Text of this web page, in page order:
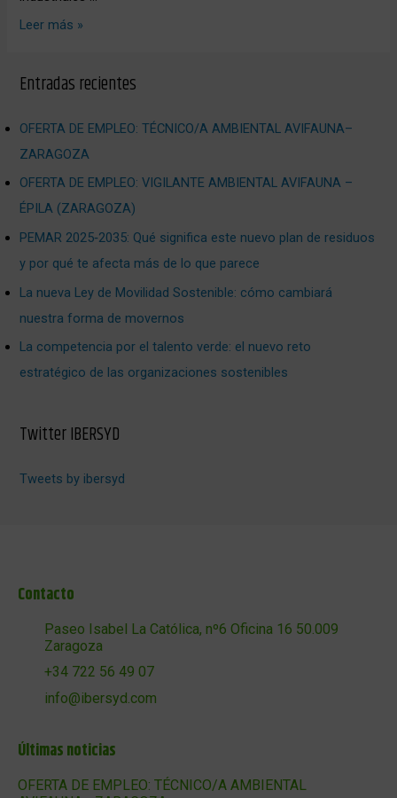
Leer más »
Entradas recientes
OFERTA DE EMPLEO: TÉCNICO/A AMBIENTAL AVIFAUNA–
ZARAGOZA
OFERTA DE EMPLEO: VIGILANTE AMBIENTAL AVIFAUNA –
ÉPILA (ZARAGOZA)
PEMAR 2025‑2035: Qué significa este nuevo plan de residuos
y por qué te afecta más de lo que parece
La nueva Ley de Movilidad Sostenible: cómo cambiará
nuestra forma de movernos
La competencia por el talento verde: el nuevo reto
estratégico de las organizaciones sostenibles
Twitter IBERSYD
Tweets by ibersyd
Contacto
Paseo Isabel La Católica, nº6 Oficina 16 50.009
Zaragoza
+34 722 56 49 07
info@ibersyd.com
Últimas noticias
OFERTA DE EMPLEO: TÉCNICO/A AMBIENTAL